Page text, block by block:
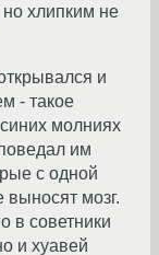
хлипким не
и
- такое
молниях
им
с одной
выносят мозг.
в советники
и хуавей